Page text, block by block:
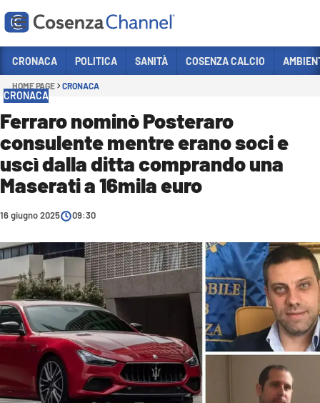
Sezioni
POLITICA
COSENZA CALCIO
ECONOMIA E LAVORO
ITALIA MONDO
SANITÀ
SPORT
CULTURA
AMBIENTE
Streaming
LAC TV
CRONACA POLITICA SANITÀ COSENZA CALCIO
HOME PAGE CRONACA
CRONACA
Ferraro nominò Posteraro
consulente mentre erano soci e
uscì dalla ditta comprando una
Maserati a 16mila euro
16 giugno 2025 09:30